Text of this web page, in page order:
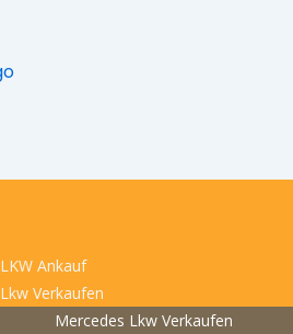
LKW Ankauf
Lkw Verkaufen
Mercedes Lkw Verkaufen